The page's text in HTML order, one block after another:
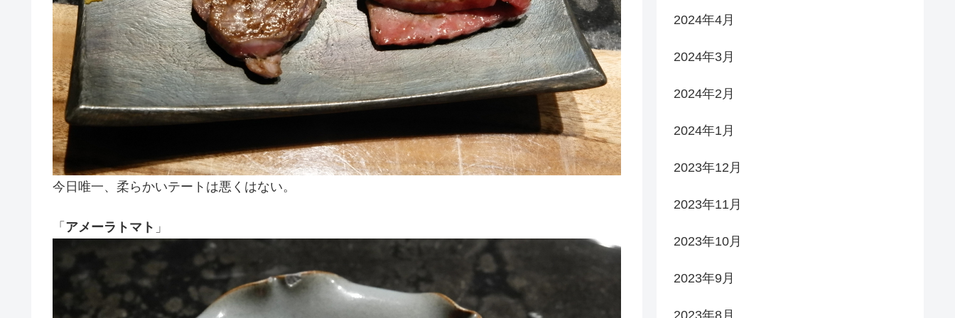
今日唯一、柔らかいテートは悪くはない。
「 アメーラトマト 」
2024年4月
2024年3月
2024年2月
2024年1月
2023年12月
2023年11月
2023年10月
2023年9月